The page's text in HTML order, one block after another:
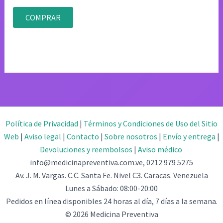
Valorado
4.80
de 5
COMPRAR
Política de Privacidad | Términos y Condiciones de Uso del Sitio
Web | Aviso legal | Contacto | Sobre nosotros | Envío y entrega |
Devoluciones y reembolsos | Aviso médico
info@medicinapreventiva.com.ve, 0212 979 5275
Av. J. M. Vargas. C.C. Santa Fe. Nivel C3. Caracas. Venezuela
Lunes a Sábado: 08:00-20:00
Pedidos en línea disponibles 24 horas al día, 7 días a la semana.
© 2026 Medicina Preventiva